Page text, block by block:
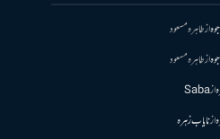
ازطاہرہ مسعود
ازطاہرہ مسعود
ازSaba
ازنایاب زہرہ